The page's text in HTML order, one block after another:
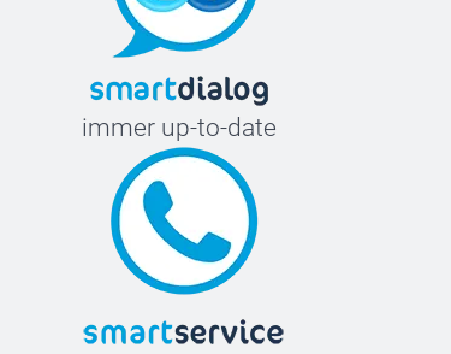
immer up-to-date